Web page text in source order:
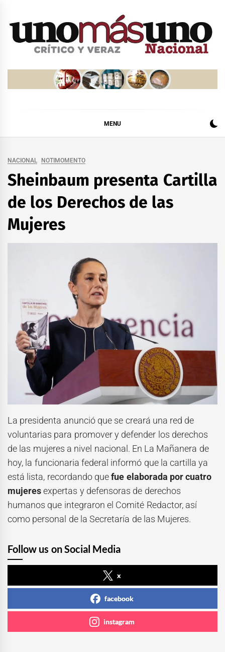
MENU
NACIONAL NOTIMOMENTO
Sheinbaum presenta Cartilla
de los Derechos de las
Mujeres
La presidenta anunció que se creará una red de
voluntarias para promover y defender los derechos
de las mujeres a nivel nacional. En La Mañanera de
hoy, la funcionaria federal informó que la cartilla ya
está lista, recordando quefue elaborada por cuatro
mujeresexpertas y defensoras de derechos
humanos que integraron el Comité Redactor, así
como personal de la Secretaría de las Mujeres.
Follow us on Social Media
x
facebook
instagram